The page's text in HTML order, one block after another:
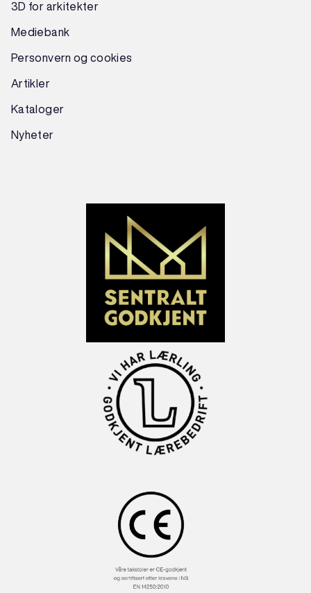
3D for arkitekter
Mediebank
Personvern og cookies
Artikler
Kataloger
Nyheter